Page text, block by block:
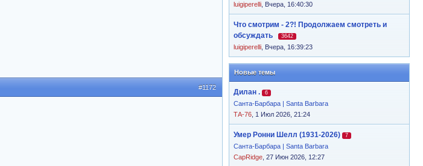
luigiperelli Вчера, 16:40:30
Что смотрим - 2?! Продолжаем смотреть и
обсуждать
3642
luigiperelli Вчера, 16:39:23
Новые темы
Дилан . 6
Санта-Барбара | Santa Barbara
ТА-76 , 1 Июл 2026, 21:24
Умер Ронни Шелл (1931-2026) 7
Санта-Барбара | Santa Barbara
CapRidge , 27 Июн 2026, 12:27
#1172